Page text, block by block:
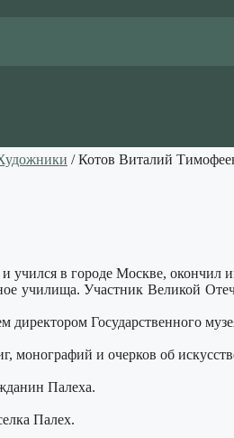
/ Котов Виталий
в городе Москве, окончил
училища. Участник Великой
Государственного
монографий и очерков об
Палеха.
Палех.